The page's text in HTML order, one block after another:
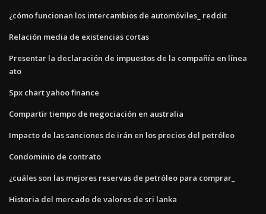
¿cómo funcionan los intercambios de automóviles_ reddit
Relación media de existencias cortas
Presentar la declaración de impuestos de la compañía en línea
ato
Spx chart yahoo finance
Compartir tiempo de negociación en australia
Impacto de las sanciones de irán en los precios del petróleo
Condominio de contrato
¿cuáles son las mejores reservas de petróleo para comprar_
Historia del mercado de valores de sri lanka